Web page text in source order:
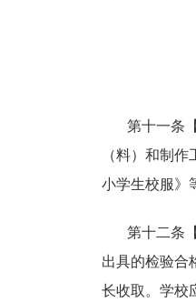
第十一条
（料）和制
小学生校服》
第十二条
出具的检验合
长收取。学校